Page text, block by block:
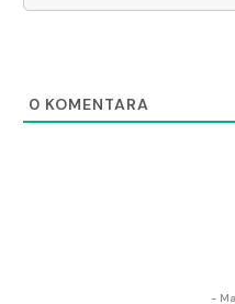
0 KOMENTARA
-